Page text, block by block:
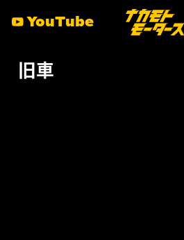
YouTube
旧車